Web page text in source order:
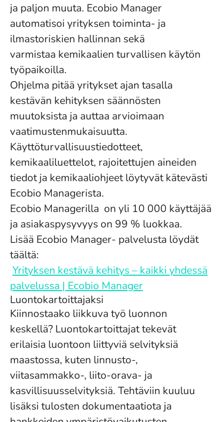
ja paljon muuta. Ecobio Manager
automatisoi yrityksen toiminta- ja
ilmastoriskien hallinnan sekä
varmistaa kemikaalien turvallisen käytön
työpaikoilla.
Ohjelma pitää yritykset ajan tasalla
kestävän kehityksen säännösten
muutoksista ja auttaa arvioimaan
vaatimustenmukaisuutta.
Käyttöturvallisuustiedotteet,
kemikaaliluettelot, rajoitettujen aineiden
tiedot ja kemikaaliohjeet löytyvät kätevästi
Ecobio Managerista.
Ecobio Managerilla on yli 10 000 käyttäjää
ja asiakaspysyvyys on 99 % luokkaa.
Lisää Ecobio Manager- palvelusta löydät
täältä:
Yrityksen kestävä kehitys – kaikki yhdessä
palvelussa | Ecobio Manager
Luontokartoittajaksi
Kiinnostaako liikkuva työ luonnon
keskellä? Luontokartoittajat tekevät
erilaisia luontoon liittyviä selvityksiä
maastossa, kuten linnusto-,
viitasammakko-, liito-orava- ja
kasvillisuusselvityksiä. Tehtäviin kuuluu
lisäksi tulosten dokumentaatiota ja